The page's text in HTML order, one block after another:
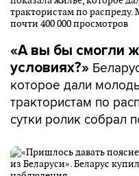
«А вы бы смогли
условиях?»
которое дали
трактористам по
сутки ролик собрал